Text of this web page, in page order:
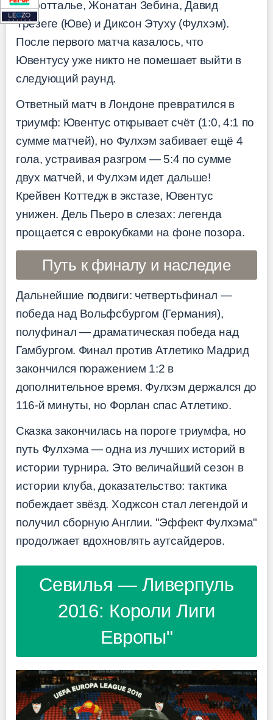
Легротталье, Жонатан Зебина, Давид
Трезеге (Юве) и Диксон Этуху (Фулхэм).
После первого матча казалось, что
Ювентусу уже никто не помешает выйти в
следующий раунд.
Ответный матч в Лондоне превратился в
триумф: Ювентус открывает счёт (1:0, 4:1 по
сумме матчей), но Фулхэм забивает ещё 4
гола, устраивая разгром — 5:4 по сумме
двух матчей, и Фулхэм идет дальше!
Крейвен Коттедж в экстазе, Ювентус
унижен. Дель Пьеро в слезах: легенда
прощается с еврокубками на фоне позора.
Путь к финалу и наследие
Дальнейшие подвиги: четвертьфинал —
победа над Вольфсбургом (Германия),
полуфинал — драматическая победа над
Гамбургом. Финал против Атлетико Мадрид
закончился поражением 1:2 в
дополнительное время. Фулхэм держался до
116-й минуты, но Форлан спас Атлетико.
Сказка закончилась на пороге триумфа, но
путь Фулхэма — одна из лучших историй в
истории турнира. Это величайший сезон в
истории клуба, доказательство: тактика
побеждает звёзд. Ходжсон стал легендой и
получил сборную Англии. "Эффект Фулхэма"
продолжает вдохновлять аутсайдеров.
Севилья — Ливерпуль
2016: Короли Лиги
Европы"